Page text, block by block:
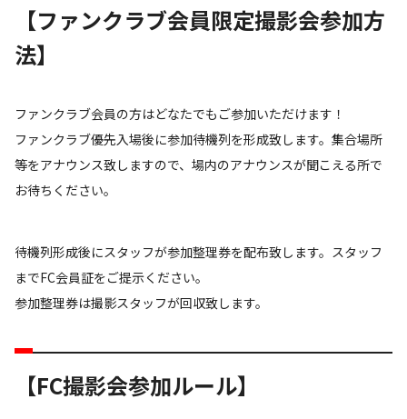
【ファンクラブ会員限定撮影会参加方
法】
ファンクラブ会員の方はどなたでもご参加いただけます！
ファンクラブ優先入場後に参加待機列を形成致します。集合場所
等をアナウンス致しますので、場内のアナウンスが聞こえる所で
お待ちください。
待機列形成後にスタッフが参加整理券を配布致します。スタッフ
までFC会員証をご提示ください。
参加整理券は撮影スタッフが回収致します。
【FC撮影会参加ルール】